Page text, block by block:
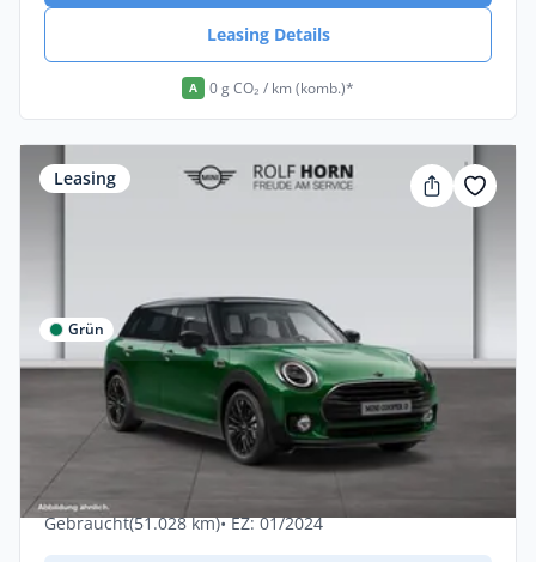
Leasing Details
A 0 g CO₂ / km (komb.)*
Leasing
Grün
Privat & Gewerbe
MINI Cooper D Classic Trim RKam Navi
Sitzhzg.
Automatik •
Gebraucht(51.028 km)• EZ: 01/2024